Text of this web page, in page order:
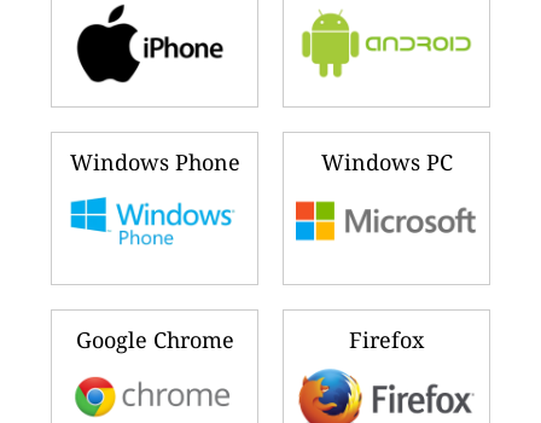
Windows Phone Windows PC
Google Chrome Firefox